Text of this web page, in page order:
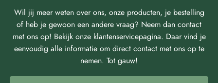
Wil jij meer weten over ons, onze producten, je bestelling
of heb je gewoon een andere vraag? Neem dan contact
met ons op! Bekijk onze klantenservicepagina. Daar vind je
eenvoudig alle informatie om direct contact met ons op te
nemen. Tot gauw!